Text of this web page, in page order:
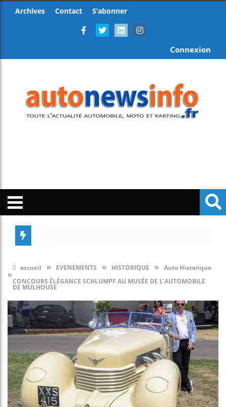
Archives Contact S’abonner
Connexion
accueil » EVENEMENTS » HISTORIQUE » Auto Historique
»
CONCOURS ÉLÉGANCE SCHLUMPF AU MUSÉE DE L’AUTOMOBILE
DE MULHOUSE